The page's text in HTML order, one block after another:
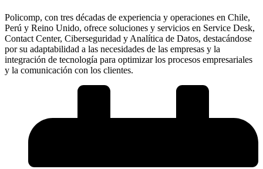
Policomp, con tres décadas de experiencia y operaciones en Chile,
Perú y Reino Unido, ofrece soluciones y servicios en Service Desk,
Contact Center, Ciberseguridad y Analítica de Datos, destacándose
por su adaptabilidad a las necesidades de las empresas y la
integración de tecnología para optimizar los procesos empresariales
y la comunicación con los clientes.